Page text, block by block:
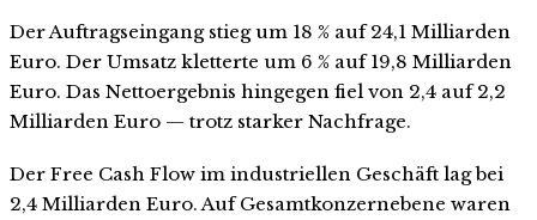
Der Auftragseingang stieg um 18 % auf 24,1 Milliarden
Euro. Der Umsatz kletterte um 6 % auf 19,8 Milliarden
Euro. Das Nettoergebnis hingegen fiel von 2,4 auf 2,2
Milliarden Euro — trotz starker Nachfrage.
Der Free Cash Flow im industriellen Geschäft lag bei
2,4 Milliarden Euro. Auf Gesamtkonzernebene waren